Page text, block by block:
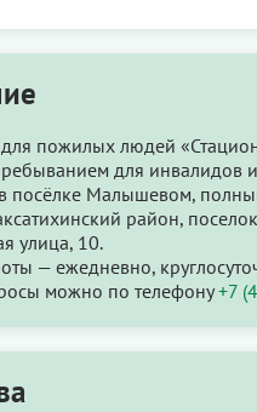
пожилых людей
для инвалидов
посёлке Малышевом,
район,
улица, 10.
— ежедневно,
можно по телефону+7